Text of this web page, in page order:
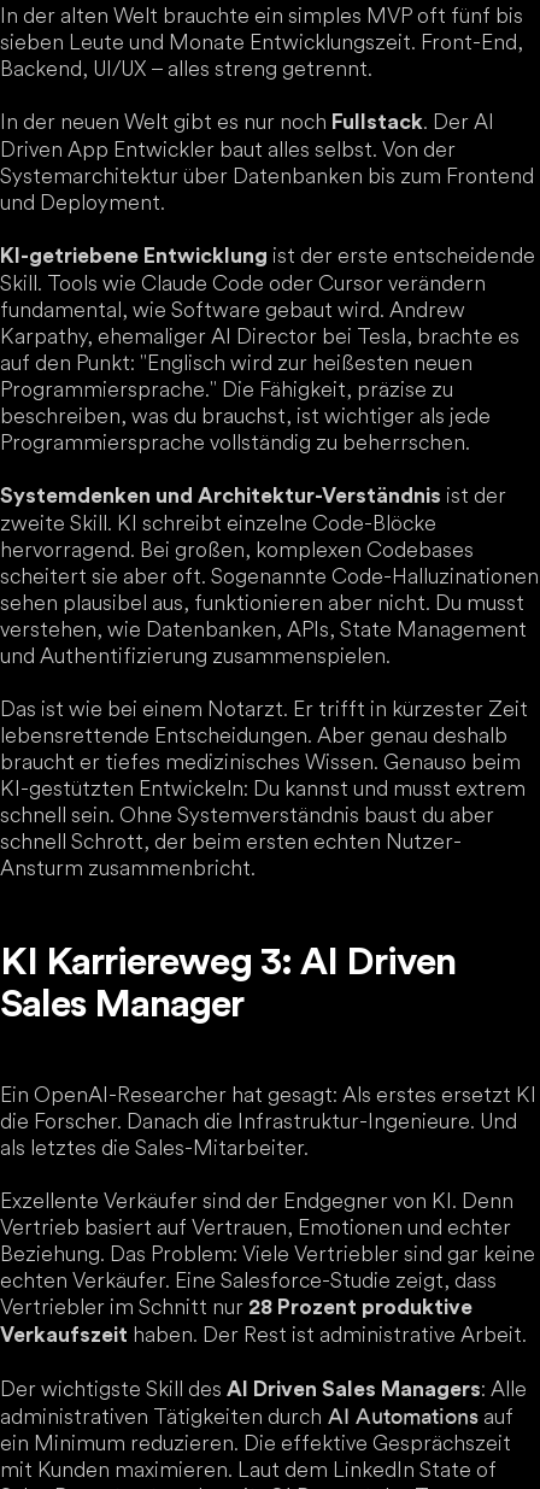
In der alten Welt brauchte ein simples MVP oft fünf bis
sieben Leute und Monate Entwicklungszeit. Front-End,
Backend, UI/UX – alles streng getrennt.
In der neuen Welt gibt es nur noch Fullstack. Der AI
Driven App Entwickler baut alles selbst. Von der
Systemarchitektur über Datenbanken bis zum Frontend
und Deployment.
KI-getriebene Entwicklung ist der erste entscheidende
Skill. Tools wie Claude Code oder Cursor verändern
fundamental, wie Software gebaut wird. Andrew
Karpathy, ehemaliger AI Director bei Tesla, brachte es
auf den Punkt: "Englisch wird zur heißesten neuen
Programmiersprache." Die Fähigkeit, präzise zu
beschreiben, was du brauchst, ist wichtiger als jede
Programmiersprache vollständig zu beherrschen.
Systemdenken und Architektur-Verständnis ist der
zweite Skill. KI schreibt einzelne Code-Blöcke
hervorragend. Bei großen, komplexen Codebases
scheitert sie aber oft. Sogenannte Code-Halluzinationen
sehen plausibel aus, funktionieren aber nicht. Du musst
verstehen, wie Datenbanken, APIs, State Management
und Authentifizierung zusammenspielen.
Das ist wie bei einem Notarzt. Er trifft in kürzester Zeit
lebensrettende Entscheidungen. Aber genau deshalb
braucht er tiefes medizinisches Wissen. Genauso beim
KI-gestützten Entwickeln: Du kannst und musst extrem
schnell sein. Ohne Systemverständnis baust du aber
schnell Schrott, der beim ersten echten Nutzer-
Ansturm zusammenbricht.
KI Karriereweg 3: AI Driven
Sales Manager
Ein OpenAI-Researcher hat gesagt: Als erstes ersetzt KI
die Forscher. Danach die Infrastruktur-Ingenieure. Und
als letztes die Sales-Mitarbeiter.
Exzellente Verkäufer sind der Endgegner von KI. Denn
Vertrieb basiert auf Vertrauen, Emotionen und echter
Beziehung. Das Problem: Viele Vertriebler sind gar keine
echten Verkäufer. Eine Salesforce-Studie zeigt, dass
Vertriebler im Schnitt nur 28 Prozent produktive
Verkaufszeit haben. Der Rest ist administrative Arbeit.
Der wichtigste Skill des AI Driven Sales Managers: Alle
administrativen Tätigkeiten durch AI Automations auf
ein Minimum reduzieren. Die effektive Gesprächszeit
mit Kunden maximieren. Laut dem LinkedIn State of